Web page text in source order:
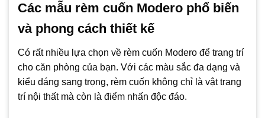
Các mẫu rèm cuốn Modero phổ biến
và phong cách thiết kế
Có rất nhiều lựa chọn về rèm cuốn Modero để trang trí
cho căn phòng của bạn. Với các màu sắc đa dạng và
kiểu dáng sang trọng, rèm cuốn không chỉ là vật trang
trí nội thất mà còn là điểm nhấn độc đáo.